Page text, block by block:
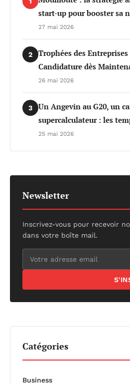
start-up pour booster sa
27 mai 2026
2
Trophées des
Candidature dès
26 mai 2026
3
Un Angevin au G20, un
supercalculateur : les
25 mai 2026
Newsletter
Inscrivez-vous pour recevoir
dans votre boîte mail.
Catégories
Business